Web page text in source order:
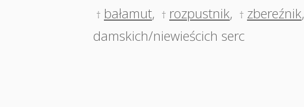
† bałamut, † rozpustnik, † zbereźnik,
damskich/niewieścich serc